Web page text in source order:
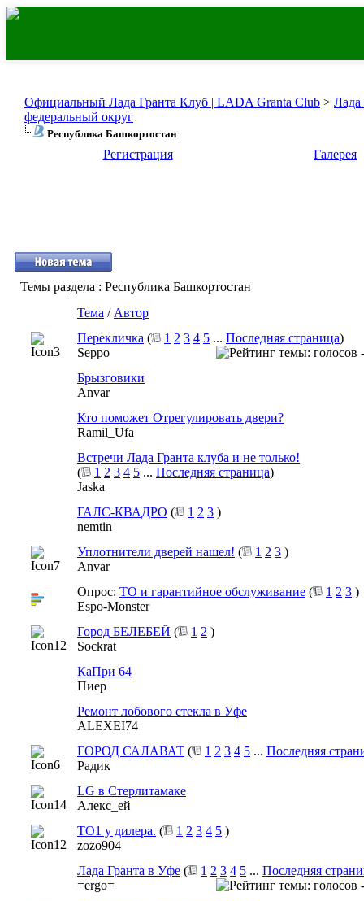
Официальный Лада Гранта Клуб | LADA Granta Club > Лада
федеральный округ
Республика Башкортостан
Регистрация Галерея
Темы раздела : Республика Башкортостан
Тема / Автор
Перекличка ( 1 2 3 4 5 ... Последняя страница)
Seppo
Брызговики
Anvar
Кто поможет Отрегулировать двери?
Ramil_Ufa
Встречи Лада Гранта клуба и не только!
(
1 2 3 4 5 ... Последняя страница)
Jaska
ГАЛС-КВАДРО ( 1 2 3 )
nemtin
Уплотнители дверей нашел! ( 1 2 3 )
Anvar
Опрос: ТО и гарантийное обслуживание ( 1 2 3 )
Espo-Monster
Город БЕЛЕБЕЙ ( 1 2 )
Sockrat
КаПри 64
Пиер
Ремонт лобового стекла в Уфе
ALEXEI74
ГОРОД САЛАВАТ ( 1 2 3 4 5 ... Последняя
Радик
LG в Стерлитамаке
Алекс_ей
ТО1 у дилера. ( 1 2 3 4 5 )
zozo904
Лада Гранта в Уфе ( 1 2 3 4 5 ... Последняя
=ergo=